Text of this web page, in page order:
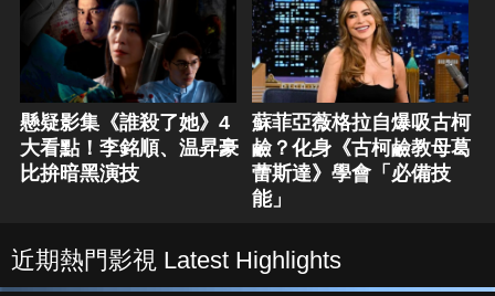
懸疑影集《誰殺了她》4
大看點！李銘順、温昇豪
比拚暗黑演技
蘇菲亞薇格拉自爆吸古柯
鹼？化身《古柯鹼教母葛
蕾斯達》學會「必備技
能」
近期熱門影視 Latest Highlights